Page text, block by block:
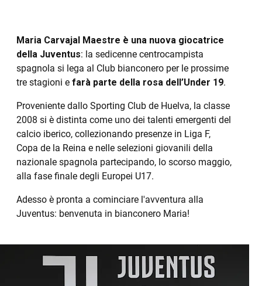
Maria Carvajal Maestre è una nuova giocatrice
della Juventus: la sedicenne centrocampista
spagnola si lega al Club bianconero per le prossime
tre stagioni e farà parte della rosa dell’Under 19.
Proveniente dallo Sporting Club de Huelva, la classe
2008 si è distinta come uno dei talenti emergenti del
calcio iberico, collezionando presenze in Liga F,
Copa de la Reina e nelle selezioni giovanili della
nazionale spagnola partecipando, lo scorso maggio,
alla fase finale degli Europei U17.
Adesso è pronta a cominciare l'avventura alla
Juventus: benvenuta in bianconero Maria!